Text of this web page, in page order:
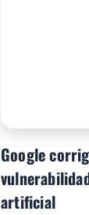
Google
artificial